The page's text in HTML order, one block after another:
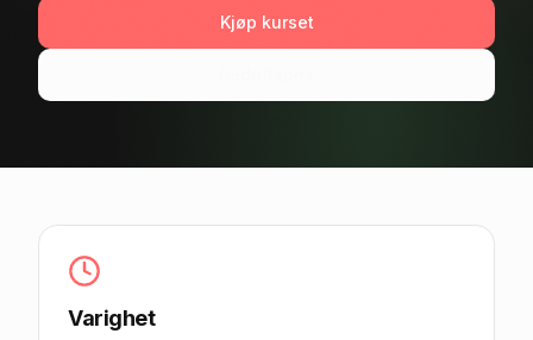
Kjøp kurset
Varighet